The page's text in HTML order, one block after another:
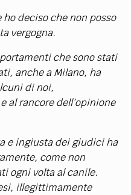
deciso che non posso
vergogna.
che sono stati
anche a Milano, ha
di noi,
al rancore dell’opinione
e ingiusta dei giudici ha
come non
ogni volta al canile.
illegittimamente